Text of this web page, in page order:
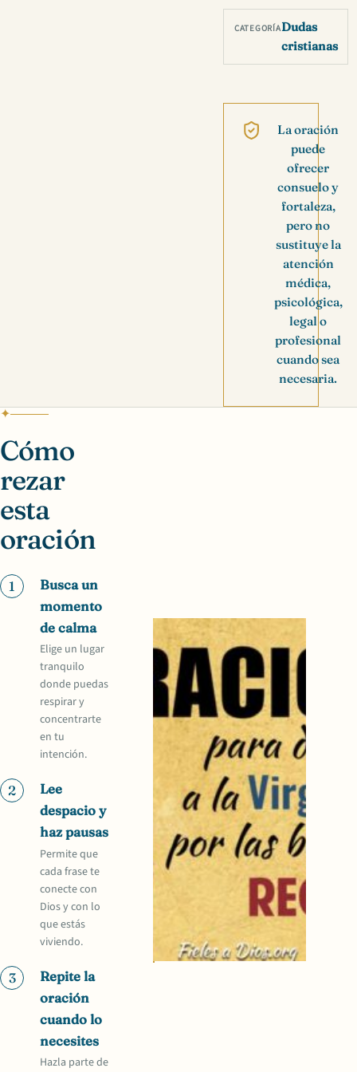
CATEGORÍADudas
cristianas
La oración
puede
ofrecer
consuelo y
fortaleza,
pero no
sustituye la
atención
médica,
psicológica,
legal o
profesional
cuando sea
necesaria.
Cómo
rezar
esta
oración
1
Busca un
momento
de calma
Elige un lugar
tranquilo
donde puedas
respirar y
concentrarte
en tu
intención.
2
Lee
despacio y
haz pausas
Permite que
cada frase te
conecte con
Dios y con lo
que estás
viviendo.
3
Repite la
oración
cuando lo
necesites
Hazla parte de